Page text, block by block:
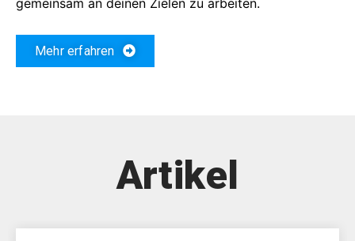
gemeinsam an deinen Zielen zu arbeiten.
Mehr erfahren
Artikel